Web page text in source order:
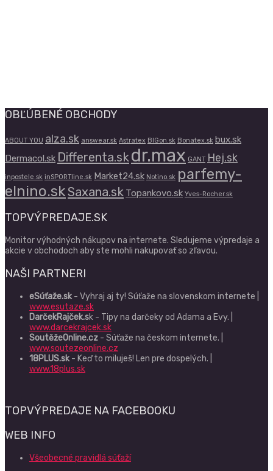
OBĽÚBENÉ OBCHODY
ABOUT YOU alza.sk answear.sk Astratex BIGon.sk Bonatex.sk bux.sk
Dermacol.sk Differenta.skdr.max GANT Hej.sk
inpostele.sk inSPORTline.sk Market24.sk Notino.sk parfemy-
elnino.skSaxana.sk Topankovo.sk Yves-Rocher.sk
TOPVÝPREDAJE.SK
Monitor výhodných nákupov na internete. Sledujeme výpredaje a
akcie v obchodoch aby ste mohli nakupovať so zľavou.
NAŠI PARTNERI
eSúťaže.sk- Vyhraj aj ty! Súťaže na slovenskom internete |
www.esutaze.sk
DarčekRajček.sk - Tipy na darčeky od Adama a Evy. |
www.darcekrajcek.sk
SoutěžeOnline.cz - Súťaže na českom internete. |
www.soutezeonline.cz
18PLUS.sk- Keď to miluješ! Len pre dospelých. |
www.18plus.sk
TOPVÝPREDAJE NA FACEBOOKU
WEB INFO
Všeobecné pravidlá súťaží